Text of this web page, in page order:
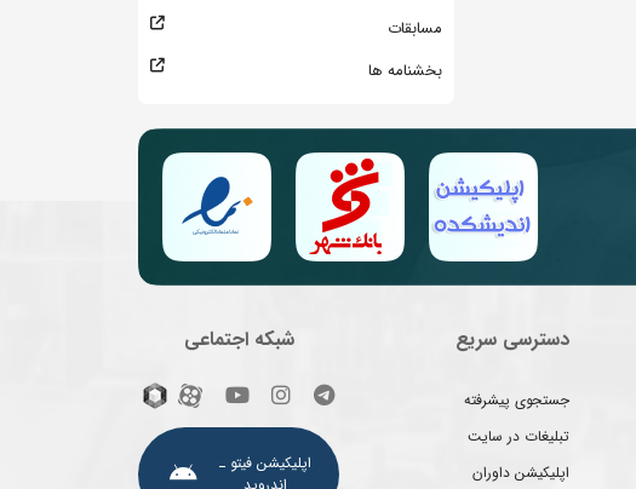
مسابقات
بخشنامه ها
دسترسی سریع
جستجوی پیشرفته
تبلیغات در سایت
اپلیکیشن داوران
شبکه اجتماعی
اپلیکیشن فیتو ـ